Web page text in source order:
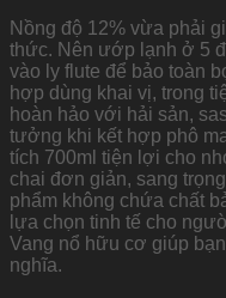
Nồng độ 12% vừa phải
thức. Nên ướp lạnh ở 5
vào ly flute để bảo toàn
hợp dùng khai vị, trong
hoàn hảo với hải sản,
tưởng khi kết hợp phô
tích 700ml tiện lợi cho
chai đơn giản, sang
phẩm không chứa chất
lựa chọn tinh tế cho
Vang nổ hữu cơ giúp
nghĩa.